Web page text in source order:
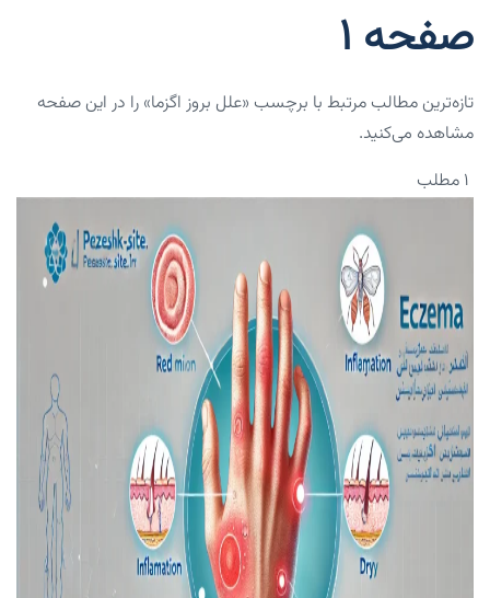
صفحه 1
تازه‌ترین مطالب مرتبط با برچسب «علل بروز اگزما» را در این صفحه
مشاهده می‌کنید.
۱ مطلب